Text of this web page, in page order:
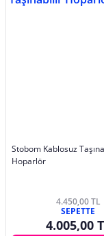
Stobom Kablosuz
Hoparlör
4.450,00 TL
SEPETTE
4.005,00